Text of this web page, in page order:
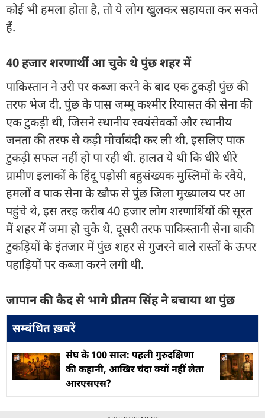
कोई भी हमला होता है, तो ये लोग खुलकर सहायता कर सकते
हैं.
40 हजार शरणार्थी आ चुके थे पुंछ शहर में
पाकिस्तान ने उरी पर कब्जा करने के बाद एक टुकड़ी पुंछ की
तरफ भेज दी. पुंछ के पास जम्मू कश्मीर रियासत की सेना की
एक टुकड़ी थी, जिसने स्थानीय स्वयंसेवकों और स्थानीय
जनता की तरफ से कड़ी मोर्चाबंदी कर ली थी. इसलिए पाक
टुकड़ी सफल नहीं हो पा रही थी. हालत ये थी कि धीरे धीरे
ग्रामीण इलाकों के हिंदू पड़ोसी बहुसंख्यक मुस्लिमों के रवैये,
हमलों व पाक सेना के खौफ से पुंछ जिला मुख्यालय पर आ
पहुंचे थे, इस तरह करीब 40 हजार लोग शरणार्थियों की सूरत
में शहर में जमा हो चुके थे. दूसरी तरफ पाकिस्तानी सेना बाकी
टुकड़ियों के इंतजार में पुंछ शहर से गुजरने वाले रास्तों के ऊपर
पहाड़ियों पर कब्जा करने लगी थी.
जापान की कैद से भागे प्रीतम सिंह ने बचाया था पुंछ
सम्बंधित ख़बरें
संघ के 100 साल: पहली गुरुदक्षिणा
की कहानी, आखिर चंदा क्यों नहीं लेता
आरएसएस?